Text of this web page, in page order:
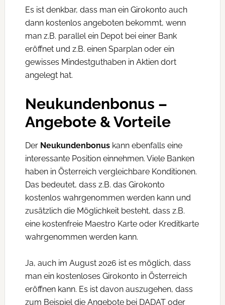
Es ist denkbar, dass man ein Girokonto auch
dann kostenlos angeboten bekommt, wenn
man z.B. parallel ein Depot bei einer Bank
eröffnet und z.B. einen Sparplan oder ein
gewisses Mindestguthaben in Aktien dort
angelegt hat.
Neukundenbonus –
Angebote & Vorteile
Der Neukundenbonuskann ebenfalls eine
interessante Position einnehmen. Viele Banken
haben in Österreich vergleichbare Konditionen.
Das bedeutet, dass z.B. das Girokonto
kostenlos wahrgenommen werden kann und
zusätzlich die Möglichkeit besteht, dass z.B.
eine kostenfreie Maestro Karte oder Kreditkarte
wahrgenommen werden kann.
Ja, auch im August 2026 ist es möglich, dass
man ein kostenloses Girokonto in Österreich
eröffnen kann. Es ist davon auszugehen, dass
zum Beispiel die Angebote bei DADAT oder